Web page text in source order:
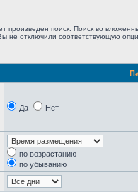
произведен поиск. Поиск во
не отключили соответствующую
Да Нет
по возрастанию
по убыванию